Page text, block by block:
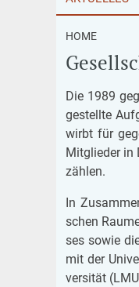
HOME
Die 1989
ge­stell­te
wirbt für
Mit­glie­der in
zäh­len.
In
schen
ses sowie
mit der
ver­si­tät